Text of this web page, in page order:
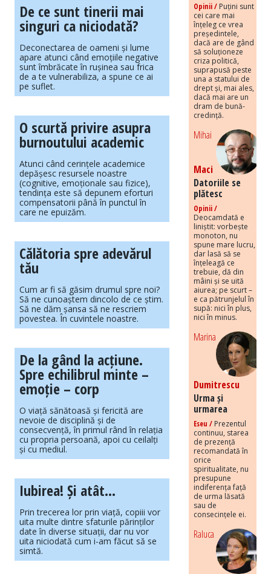
De ce sunt tinerii mai
singuri ca niciodată?
Deconectarea de oameni și lume
apare atunci când emoțiile negative
sunt îmbrăcate în rușinea sau frica
de a te vulnerabiliza, a spune ce ai
pe suflet.
O scurtă privire asupra
burnoutului academic
Atunci când cerințele academice
depășesc resursele noastre
(cognitive, emoționale sau fizice),
tendința este să depunem eforturi
compensatorii până în punctul în
care ne epuizăm.
Călătoria spre adevărul
tău
Cum ar fi să găsim drumul spre noi?
Să ne cunoaștem dincolo de ce știm.
Să ne dăm șansa să ne rescriem
povestea. În cuvintele noastre.
De la gând la acțiune.
Spre echilibrul minte –
emoție – corp
O viață sănătoasă și fericită are
nevoie de disciplină și de
consecvență, în primul rând în relația
cu propria persoană, apoi cu ceilalți
și cu mediul.
Iubirea! Și atât…
Prin trecerea lor prin viață, copiii vor
uita multe dintre sfaturile părinților
date în diverse situații, dar nu vor
uita niciodată cum i-am făcut să se
simtă.
Opinii / Puțini sunt
cei care mai
înțeleg ce vrea
președintele,
dacă are de gând
să soluționeze
criza politică,
suprapusă peste
una a statului de
drept și, mai ales,
dacă mai are un
dram de bună-
credință.
Mihai
Maci
Datoriile se
plătesc
Opinii /
Deocamdată e
liniștit: vorbește
monoton, nu
spune mare lucru,
dar lasă să se
înțeleagă ce
trebuie, dă din
mâini și se uită
aiurea; pe scurt –
e ca pătrunjelul în
supă: nici în plus,
nici în minus.
Marina
Dumitrescu
Urma și
urmarea
Eseu / Prezentul
continuu, starea
de prezență
recomandată în
orice
spiritualitate, nu
presupune
indiferența față
de urma lăsată
sau de
consecințele ei.
Raluca